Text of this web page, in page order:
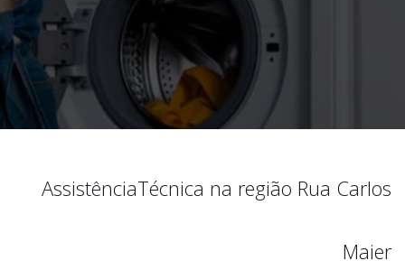
AssistênciaTécnica na região Rua Carlos
Maier